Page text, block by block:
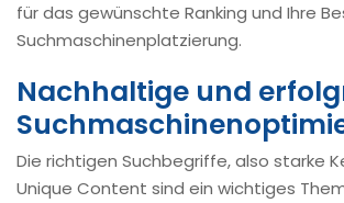
für das gewünschte Ranking und Ihre
Suchmaschinenplatzierung.
Nachhaltige und
Die richtigen Suchbegriffe, also starke
Unique Content sind ein wichtiges